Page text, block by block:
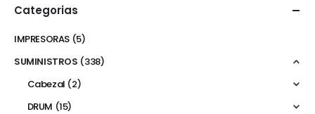
Categorias
IMPRESORAS (5)
SUMINISTROS (338)
Cabezal (2)
DRUM (15)